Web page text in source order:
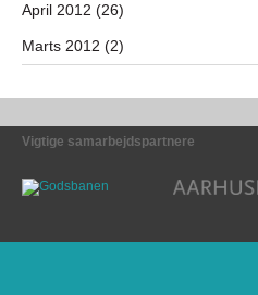
April 2012 (26)
Marts 2012 (2)
Vigtige samarbejdspartnere